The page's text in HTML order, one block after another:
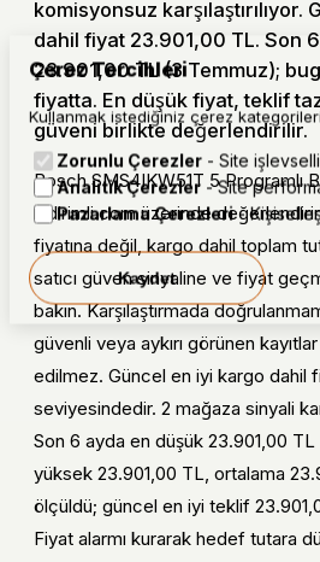
yapmanızı kolaylaştırır.
Karar notları
Bosch SMS4IKW51T 5
fiyatı kargo dahil toplam tutarla
Fiyat geçmişi varsa bugünkü
yakın olup olmadığını kontrol
Mağaza bağlantısına
ve kampanya koşullarını
Bosch SMS4IKW51T 5
Makinesi kısa
Kri
Bosch SMS4IKW51T 5
Makinesi için kontrol
Fiy
at
Bosch SMS4IKW51T 5
Makinesi için en düşük
komisyonsuz
dahil fiyat 23.901,00 TL. Son
23.901,00 TL (3 Temmuz);
fiyatta. En düşük fiyat, teklif
güveni birlikte değerlendirilir.
Bosch SMS4IKW51T 5 Programlı
indirimli.com üzerinde
fiyatına değil, kargo dahil toplam
satıcı güven sinyaline ve fiyat
bakın. Karşılaştırmada
güvenli veya aykırı görünen
edilmez. Güncel en iyi kargo dahil
seviyesindedir. 2 mağaza sinyali
Son 6 ayda en düşük 23.901,00
yüksek 23.901,00 TL, ortalama
ölçüldü; güncel en iyi teklif
Fiyat alarmı kurarak hedef tutara
Çerez Tercihleri
Kullanmak istediğiniz çerez
Zorunlu Çerezler - Site
Analitik Çerezler - Site
Pazarlama Çerezleri-
Kaydet